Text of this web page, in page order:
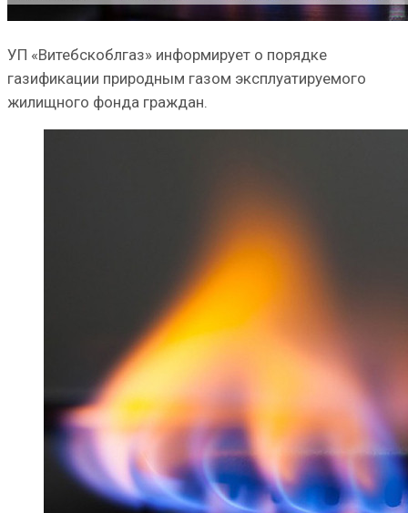
УП «Витебскоблгаз» информирует о порядке
газификации природным газом эксплуатируемого
жилищного фонда граждан.